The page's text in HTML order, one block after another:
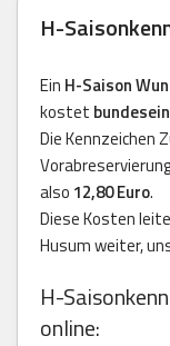
H-
Ein H-Saison
kostet
Die Kennzeichen
also 12,80 Euro.
Diese Kosten
Husum weiter,
H-
online: